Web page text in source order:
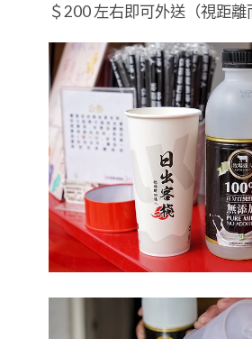
＄200 左右即可外送（視距離